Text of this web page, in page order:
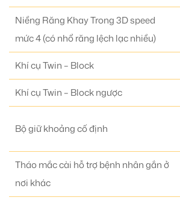
Niềng Răng Khay Trong 3D speed
mức 4 (có nhổ răng lệch lạc nhiều)
Khí cụ Twin – Block
Khí cụ Twin – Block ngược
Bộ giữ khoảng cố định
Tháo mắc cài hỗ trợ bệnh nhân gắn ở
nơi khác